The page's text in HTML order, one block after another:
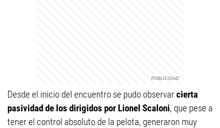
Desde el inicio del encuentro se pudo observarcierta
pasividad de los dirigidos por Lionel Scaloni, que pese a
tener el control absoluto de la pelota, generaron muy